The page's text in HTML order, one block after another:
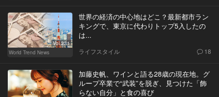
Vol.231
World Trend News
世界の経済の中心地はどこ？最新都市ラン
キングで、東京に代わりトップ5入したの
は...
ライフスタイル 18
加藤史帆、ワインと語る28歳の現在地。グ
ループ卒業で“武装”を脱ぎ、見つけた「飾
らない自分」と食の喜び